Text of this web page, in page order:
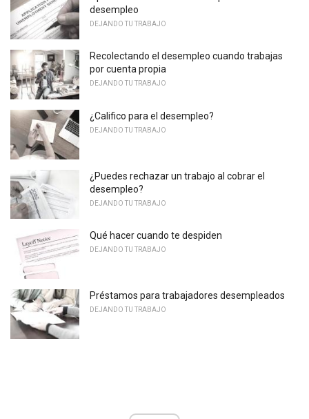
desempleo
DEJANDO TU TRABAJO
Recolectando el desempleo cuando trabajas
por cuenta propia
DEJANDO TU TRABAJO
¿Califico para el desempleo?
DEJANDO TU TRABAJO
¿Puedes rechazar un trabajo al cobrar el
desempleo?
DEJANDO TU TRABAJO
Qué hacer cuando te despiden
DEJANDO TU TRABAJO
Préstamos para trabajadores desempleados
DEJANDO TU TRABAJO